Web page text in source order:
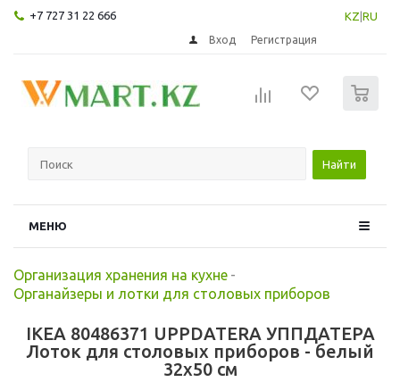
+7 727 31 22 666 KZ RU
Вход Регистрация
Найти
МЕНЮ
Организация хранения на кухне -
Органайзеры и лотки для столовых приборов
IKEA 80486371 UPPDATERA УППДАТЕРА
Лоток для столовых приборов - белый
32x50 см